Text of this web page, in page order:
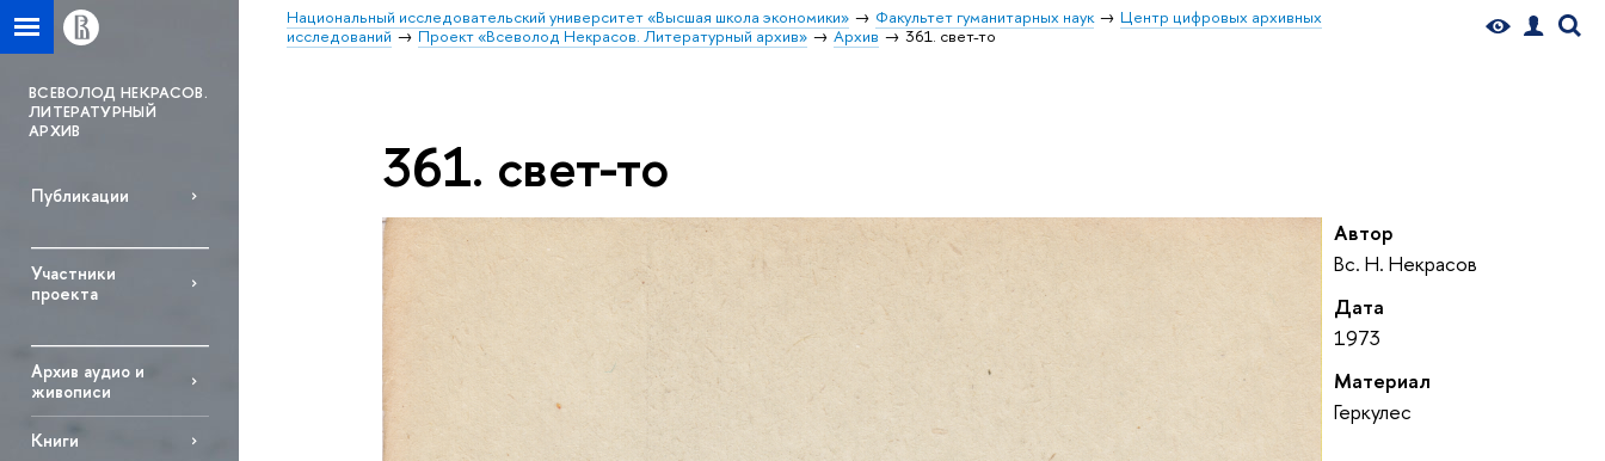
Национальный исследовательский университет «Высшая школа экономики» Факультет гуманитарных наук
Центр цифровых архивных
исследований
Проект «Всеволод Некрасов. Литературный архив» Архив 361. свет-то
ВСЕВОЛОД НЕКРАСОВ.
ЛИТЕРАТУРНЫЙ
АРХИВ
Публикации
Участники
проекта
Архив аудио и
живописи
Книги
361. свет-то
Автор
Вс. Н. Некрасов
Дата
1973
Материал
Геркулес